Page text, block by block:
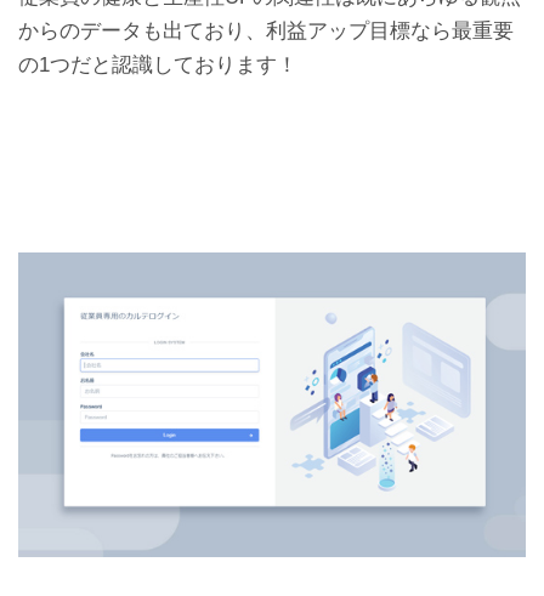
からのデータも出ており、利益アップ目標なら最重要
の1つだと認識しております！